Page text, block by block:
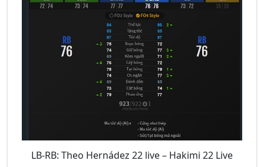
LB-RB: Theo Hernádez 22 live – Hakimi 22 Live